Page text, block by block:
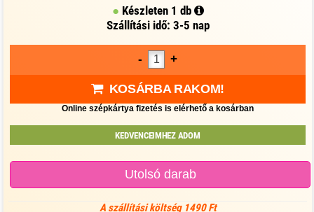
Készleten 1 db
Szállítási idő: 3-5 nap
- +
KOSÁRBA RAKOM!
Online szépkártya fizetés is elérhető a kosárban
KEDVENCEIMHEZ ADOM
Utolsó darab
A szállítási költség 1490 Ft